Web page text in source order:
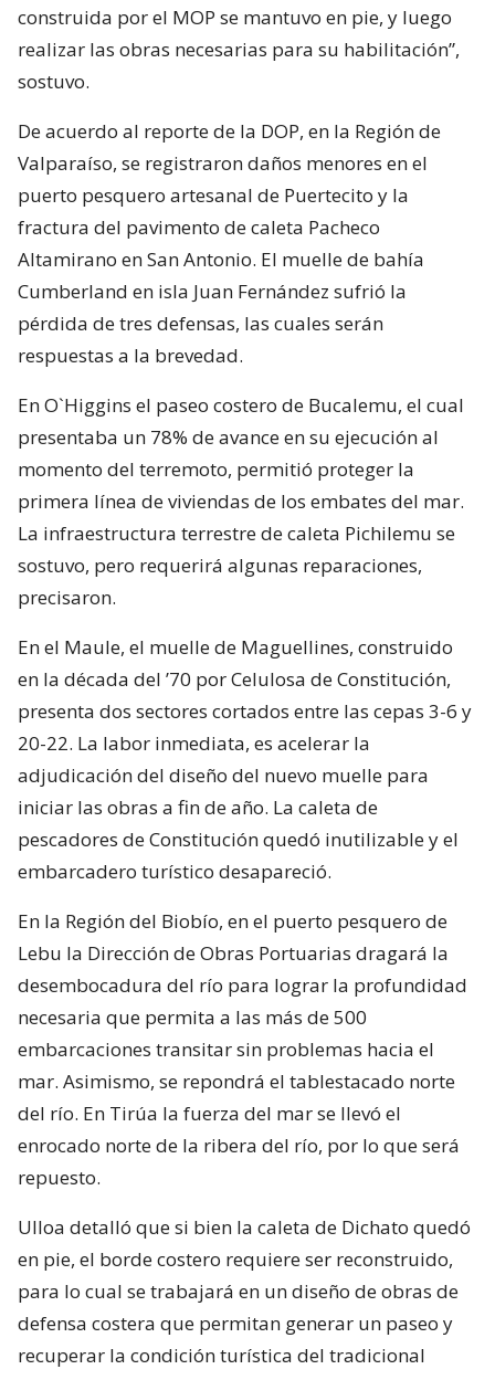
construida por el MOP se mantuvo en pie, y luego
realizar las obras necesarias para su habilitación”,
sostuvo.
De acuerdo al reporte de la DOP, en la Región de
Valparaíso, se registraron daños menores en el
puerto pesquero artesanal de Puertecito y la
fractura del pavimento de caleta Pacheco
Altamirano en San Antonio. El muelle de bahía
Cumberland en isla Juan Fernández sufrió la
pérdida de tres defensas, las cuales serán
respuestas a la brevedad.
En O`Higgins el paseo costero de Bucalemu, el cual
presentaba un 78% de avance en su ejecución al
momento del terremoto, permitió proteger la
primera línea de viviendas de los embates del mar.
La infraestructura terrestre de caleta Pichilemu se
sostuvo, pero requerirá algunas reparaciones,
precisaron.
En el Maule, el muelle de Maguellines, construido
en la década del ’70 por Celulosa de Constitución,
presenta dos sectores cortados entre las cepas 3-6 y
20-22. La labor inmediata, es acelerar la
adjudicación del diseño del nuevo muelle para
iniciar las obras a fin de año. La caleta de
pescadores de Constitución quedó inutilizable y el
embarcadero turístico desapareció.
En la Región del Biobío, en el puerto pesquero de
Lebu la Dirección de Obras Portuarias dragará la
desembocadura del río para lograr la profundidad
necesaria que permita a las más de 500
embarcaciones transitar sin problemas hacia el
mar. Asimismo, se repondrá el tablestacado norte
del río. En Tirúa la fuerza del mar se llevó el
enrocado norte de la ribera del río, por lo que será
repuesto.
Ulloa detalló que si bien la caleta de Dichato quedó
en pie, el borde costero requiere ser reconstruido,
para lo cual se trabajará en un diseño de obras de
defensa costera que permitan generar un paseo y
recuperar la condición turística del tradicional